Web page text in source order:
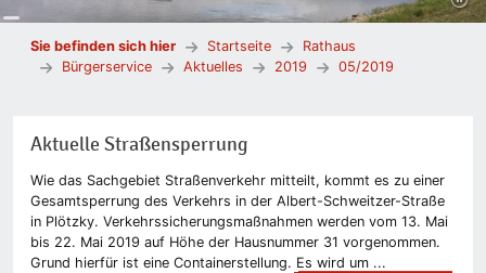
Sie befinden sich hier Startseite
Rathaus
Bürgerservice
Aktuelles 2019 05/2019
Aktuelle Straßensperrung
Wie das Sachgebiet Straßenverkehr mitteilt, kommt es zu einer
Gesamtsperrung des Verkehrs in der Albert-Schweitzer-Straße
in Plötzky. Verkehrssicherungsmaßnahmen werden vom 13. Mai
bis 22. Mai 2019 auf Höhe der Hausnummer 31 vorgenommen.
Grund hierfür ist eine Containerstellung. Es wird um ...